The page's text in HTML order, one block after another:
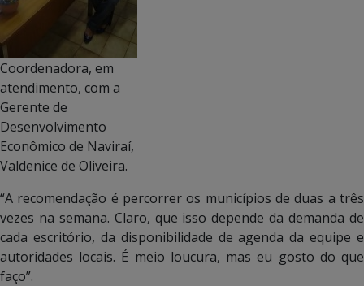
Coordenadora, em
atendimento, com a
Gerente de
Desenvolvimento
Econômico de Naviraí,
Valdenice de Oliveira.
“A recomendação é percorrer os municípios de duas a três
vezes na semana. Claro, que isso depende da demanda de
cada escritório, da disponibilidade de agenda da equipe e
autoridades locais. É meio loucura, mas eu gosto do que
faço”.